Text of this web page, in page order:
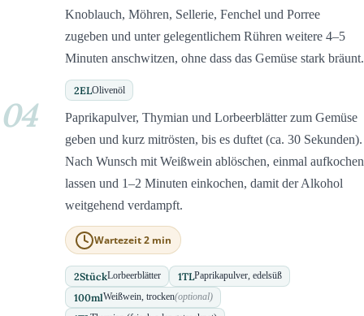
Knoblauch, Möhren, Sellerie, Fenchel und Porree
zugeben und unter gelegentlichem Rühren weitere 4–5
Minuten anschwitzen, ohne dass das Gemüse stark bräunt.
2ELOlivenöl
04
Paprikapulver, Thymian und Lorbeerblätter zum Gemüse
geben und kurz mitrösten, bis es duftet (ca. 30 Sekunden).
Nach Wunsch mit Weißwein ablöschen, einmal aufkochen
lassen und 1–2 Minuten einkochen, damit der Alkohol
weitgehend verdampft.
Wartezeit 2 min
2StückLorbeerblätter 1TLPaprikapulver, edelsüß
100mlWeißwein, trocken(optional)